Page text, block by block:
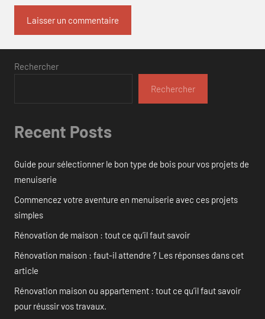
Rechercher
Rechercher
Recent Posts
Guide pour sélectionner le bon type de bois pour vos projets de
menuiserie
Commencez votre aventure en menuiserie avec ces projets
simples
Rénovation de maison : tout ce qu’il faut savoir
Rénovation maison : faut-il attendre ? Les réponses dans cet
article
Rénovation maison ou appartement : tout ce qu’il faut savoir
pour réussir vos travaux.